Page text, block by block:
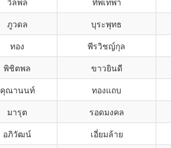
ภูวดล บุระพุทธ
ทอง พีรวิชญ์กุล
พิชิตพล ขาวยินดี
คุณานนท์ ทองแถบ
มารุต รอดมงคล
อภิวัฒน์ เอี่ยมล้าย